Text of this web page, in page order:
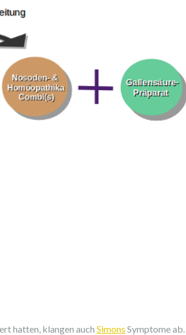
hatten, klangen auch Simons Symptome ab.